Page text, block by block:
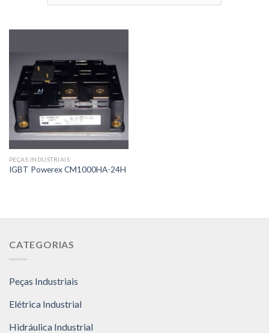
PEÇAS INDUSTRIAIS
IGBT Powerex CM1000HA-24H
CATEGORIAS
Peças Industriais
Elétrica Industrial
Hidráulica Industrial